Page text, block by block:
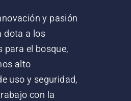
y pasión
dota a los
para el bosque,
alto
uso y seguridad,
con la